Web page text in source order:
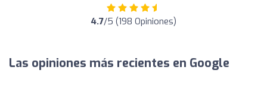
4.7/5 (198 Opiniones)
Las opiniones más recientes en Google